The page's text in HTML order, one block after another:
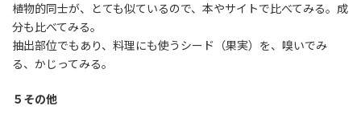
植物的同士が、とても似ているので、本やサイトで比べてみる。成
分も比べてみる。
抽出部位でもあり、料理にも使うシード（果実）を、嗅いでみ
る、かじってみる。
５その他